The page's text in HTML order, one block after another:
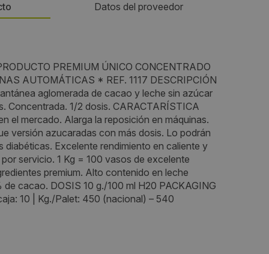
Datos del proveedor
PREMIUM ÚNICO CONCENTRADO
AUTOMÁTICAS * REF. 1117 DESCRIPCIÓN
aglomerada de cacao y leche sin azúcar
Concentrada. 1/2 dosis. CARACTARÍSTICA
el mercado. Alarga la reposición en máquinas.
versión azucaradas con más dosis. Lo podrán
diabéticas. Excelente rendimiento en caliente y
servicio. 1 Kg = 100 vasos de excelente
premium. Alto contenido en leche
cacao. DOSIS 10 g./100 ml H20 PACKAGING
10 | Kg./Palet: 450 (nacional) – 540
Camp
937712311
Email:
sara.jimenez@simat.es
Web:
https://simatsolubles.com/